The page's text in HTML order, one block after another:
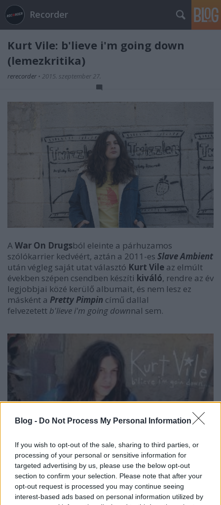
Blog - Do Not Process My Personal Information
If you wish to opt-out of the sale, sharing to third parties, or
processing of your personal or sensitive information for
targeted advertising by us, please use the below opt-out
section to confirm your selection. Please note that after your
opt-out request is processed you may continue seeing
interest-based ads based on personal information utilized by
Recorder
Kurt Vile: b'lieve i'm going down
(lemezkritika)
rerecorder • 2015. szeptember 27.
AWar On Drugsból eleinte a párhuzamos
szólókarrier kedvéért, aztán a 2011-es Slave Ambient
után végleg saját utat választó Kurt Vile az elmúlt
években szépen csendben készíti kiváló, rendre az év
legjobbjai közé kerülő albumait, és nem lesz ez
másként a Pretty Pimpin című dallal
felvezetett b'lieve i'm going downnal sem.